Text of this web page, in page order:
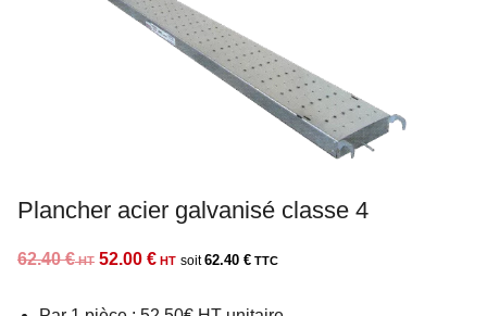
Plancher acier galvanisé classe 4
62.40€
Le
52.00 €
Le 62.40 €